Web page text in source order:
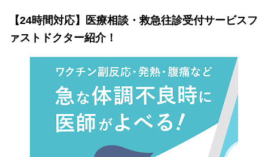
【24時間対応】医療相談・救急往診受付サービスフ
ァストドクター紹介！